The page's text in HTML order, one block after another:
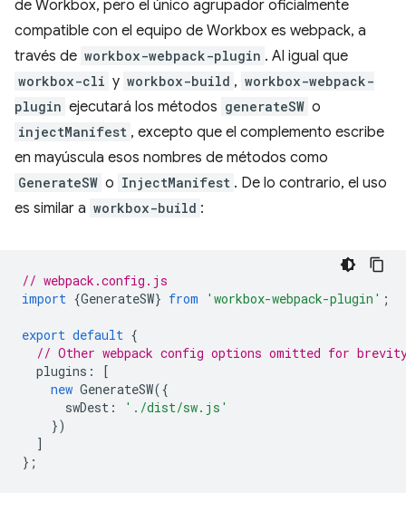
de Workbox, pero el único agrupador oficialmente
compatible con el equipo de Workbox es webpack, a
través de workbox-webpack-plugin . Al igual que
workbox-cli y workbox-build , workbox-webpack-
plugin ejecutará los métodos generateSW o
injectManifest , excepto que el complemento escribe
en mayúscula esos nombres de métodos como
GenerateSW o InjectManifest . De lo contrario, el uso
es similar a workbox-build :
// webpack.config.js
import {GenerateSW} from 'workbox-webpack-plugin' ;
export default {
// Other webpack config options omitted for
plugins :
[
new GenerateSW({
swDest :
'./dist/sw.js'
})
]
};